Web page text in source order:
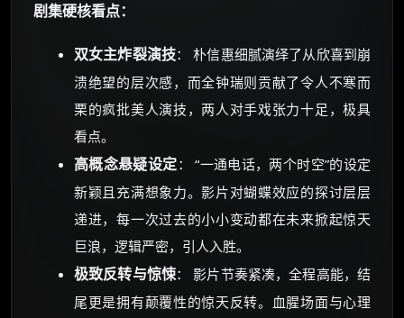
剧集硬核看点：
双女主炸裂演技： 朴信惠细腻演绎了从欣喜到崩
溃绝望的层次感，而全钟瑞则贡献了令人不寒而
栗的疯批美人演技，两人对手戏张力十足，极具
看点。
高概念悬疑设定： “一通电话，两个时空”的设定
新颖且充满想象力。影片对蝴蝶效应的探讨层层
递进，每一次过去的小小变动都在未来掀起惊天
巨浪，逻辑严密，引人入胜。
极致反转与惊悚： 影片节奏紧凑，全程高能，结
尾更是拥有颠覆性的惊天反转。血腥场面与心理